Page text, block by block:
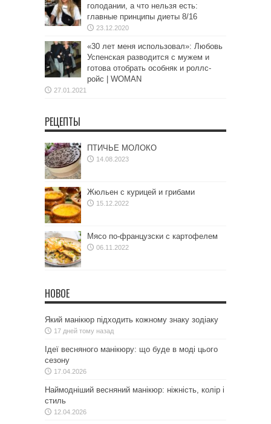
голодании, а что нельзя есть:
главные принципы диеты 8/16
23.12.2020
«30 лет меня использовал»: Любовь
Успенская разводится с мужем и
готова отобрать особняк и роллс-
ройс | WOMAN
27.01.2021
РЕЦЕПТЫ
ПТИЧЬЕ МОЛОКО
14.08.2023
Жюльен с курицей и грибами
15.12.2022
Мясо по-французски с картофелем
06.11.2022
НОВОЕ
Який манікюр підходить кожному знаку зодіаку
17 дней тому назад
Ідеї весняного манікюру: що буде в моді цього
сезону
17.04.2026
Наймодніший весняний манікюр: ніжність, колір і
стиль
12.04.2026